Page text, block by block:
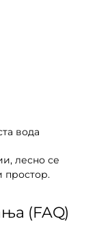
вода
лесно се
простор.
(FAQ)